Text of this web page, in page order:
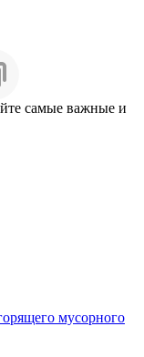
самые важные и